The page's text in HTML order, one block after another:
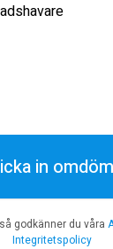
in
godkänner du våra
Integritetspolicy